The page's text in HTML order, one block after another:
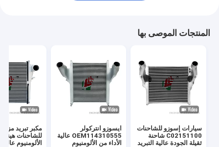
المنتجات الموصى بها
سيارات إسوزو للشاحنات
C02151100 شاحنة
ثقيلة الجودة عالية التبريد
ايسوزو انتركولر
OEM114310555 عالية
الأداء من الألومنيوم
مكبر تبريد
للشاحنات هينو
الألومنيوم